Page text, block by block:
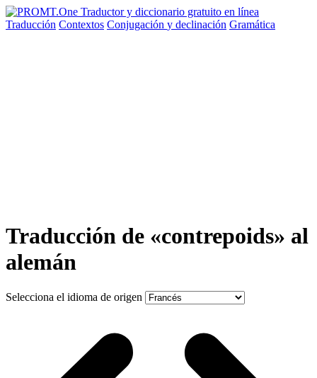
Traducción Contextos Conjugación y declinación Gramática
Traducción de «contrepoids» al
alemán
Selecciona el idioma de origen